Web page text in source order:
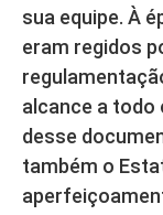
sua equipe. À
eram regidos
alcance a todo
desse
também o